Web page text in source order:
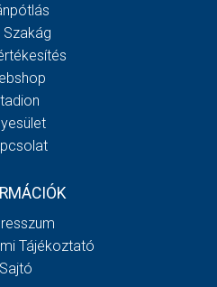
Szakág
Tájékoztató
Sajtó